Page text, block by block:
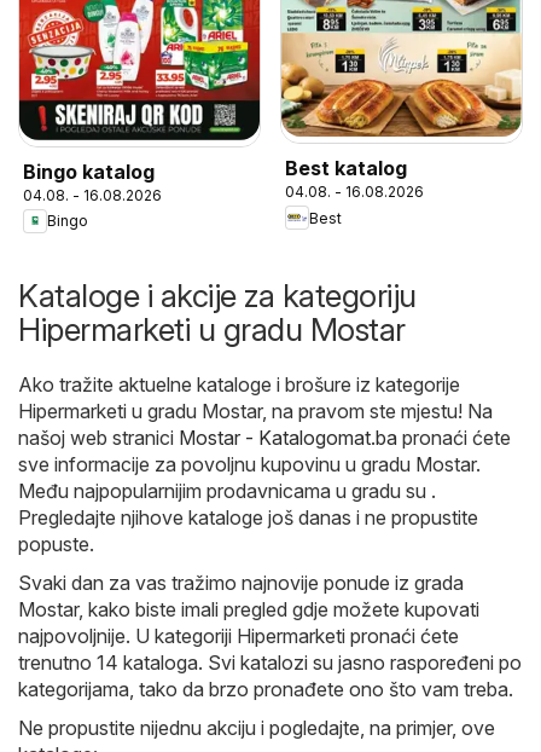
Bingo katalog
04.08. - 16.08.2026
Bingo
Best katalog
04.08. - 16.08.2026
Best
Kataloge i akcije za kategoriju
Hipermarketi u gradu Mostar
Ako tražite aktuelne kataloge i brošure iz kategorije
Hipermarketi u gradu Mostar, na pravom ste mjestu! Na
našoj web stranici Mostar - Katalogomat.ba pronaći ćete
sve informacije za povoljnu kupovinu u gradu Mostar.
Među najpopularnijim prodavnicama u gradu su .
Pregledajte njihove kataloge još danas i ne propustite
popuste.
Svaki dan za vas tražimo najnovije ponude iz grada
Mostar, kako biste imali pregled gdje možete kupovati
najpovoljnije. U kategoriji Hipermarketi pronaći ćete
trenutno 14 kataloga. Svi katalozi su jasno raspoređeni po
kategorijama, tako da brzo pronađete ono što vam treba.
Ne propustite nijednu akciju i pogledajte, na primjer, ove